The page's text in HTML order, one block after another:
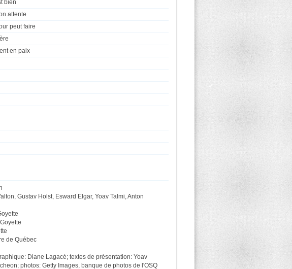
bien
attente
peut faire
en paix
Gustav Holst, Esward Elgar, Yoav Talmi, Anton
de Québec
Diane Lagacé; textes de présentation: Yoav
photos: Getty Images, banque de photos de l'OSQ